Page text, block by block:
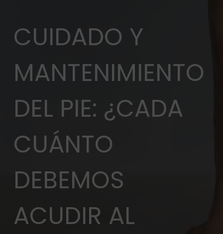
CUIDADO Y
MANTENIMIENTO
DEL PIE: ¿CADA
CUÁNTO
DEBEMOS
ACUDIR AL